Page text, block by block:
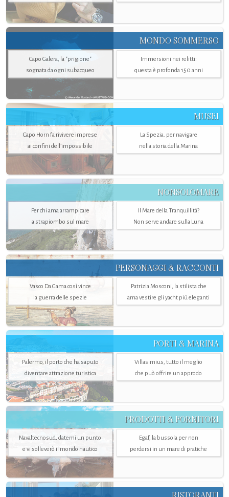
MONDO SOMMERSO
Capo Galera, la "prigione"
sognata da ogni subacqueo
Immersioni nei relitti:
questa è profonda 150 anni
MUSEI
Capo Horn fa rivivere imprese
ai confini dell’impossibile
La Spezia. per navigare
nella storia della Marina
NONSOLOMARE
Per chi ama arrampicare
a strapiombo sul mare
Il Mare della Tranquillità?
Non serve andare sulla Luna
PERSONAGGI & RACCONTI
Vasco Da Gama così vince
la guerra delle spezie
Patrizia Mosconi, la stilista che
ama vestire gli yacht più eleganti
PORTI & MARINA
Palermo, il porto che ha saputo
diventare attrazione turistica
Villasimius, tutto il meglio
che può offrire un approdo
PRODOTTI & FORNITORI
Navaltecnosud, datemi un punto
e vi solleverò il mondo nautico
Egaf, la bussola per non
perdersi in un mare di pratiche